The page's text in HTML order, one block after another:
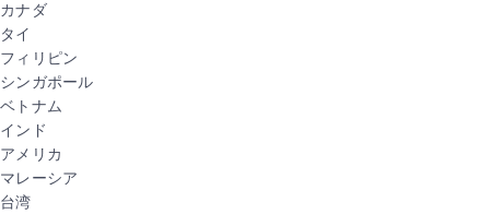
カナダ
タイ
フィリピン
シンガポール
ベトナム
インド
アメリカ
マレーシア
台湾